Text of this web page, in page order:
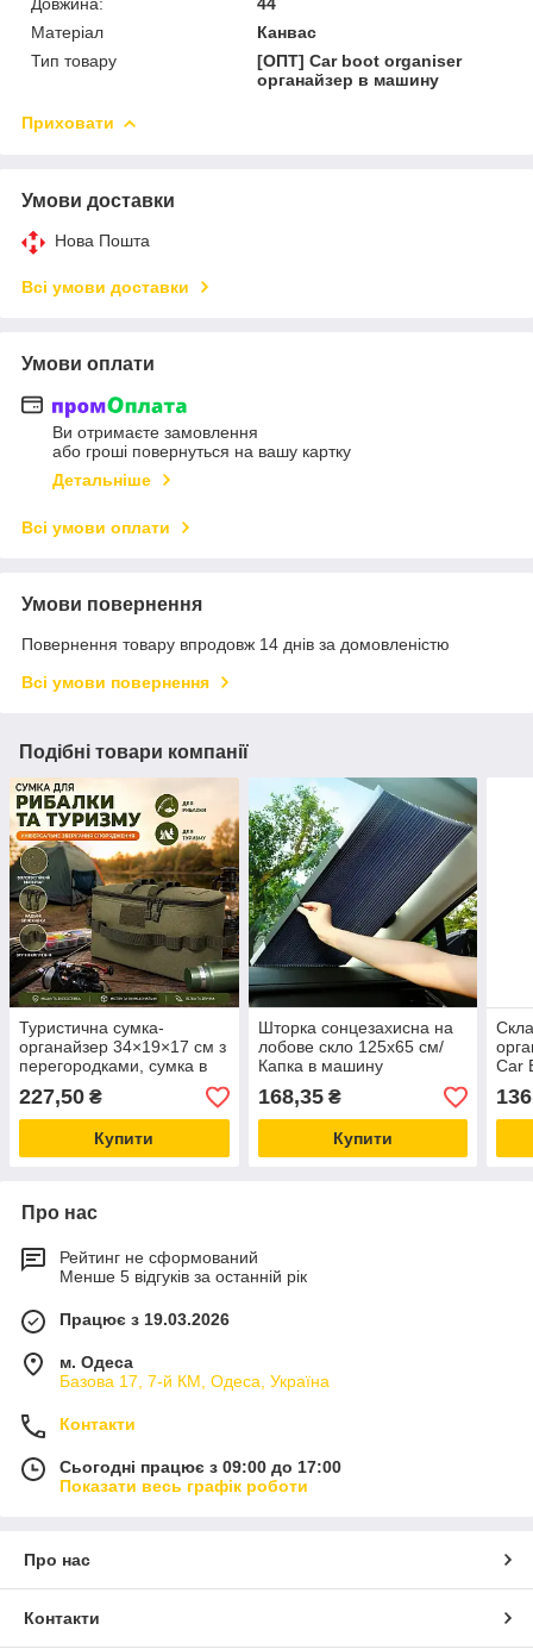
Матеріал
Канвас
Тип товару
[ОПТ] Car boot organiser
органайзер в машину
Приховати
Умови доставки
Нова Пошта
Всі умови доставки
Умови оплати
Ви отримаєте замовлення
або гроші повернуться на вашу картку
Детальніше
Всі умови оплати
Умови повернення
Повернення товару впродовж 14 днів за домовленістю
Всі умови повернення
Подібні товари компанії
Туристична сумка-
органайзер 34×19×17 см з
перегородками, сумка в
інструментів
227,50 ₴
Купити
Шторка сонцезахисна на
лобове скло 125х65 см/
Капка в машину
168,35₴
Купити
Car
Про нас
Рейтинг не сформований
Менше 5 відгуків за останній рік
Працює з 19.03.2026
м. Одеса
Базова 17, 7-й КМ, Одеса, Україна
Контакти
Сьогодні працює з 09:00 до 17:00
Показати весь графік роботи
Про нас
Контакти